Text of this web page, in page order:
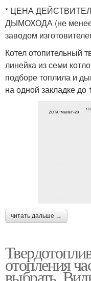
* ЦЕНА
ДЫМОХОДА (не менее
заводом
Котел отопительный
линейка из семи
подборе топлила и
на одной закладке до
читать дальше →
отопления
выбрать.